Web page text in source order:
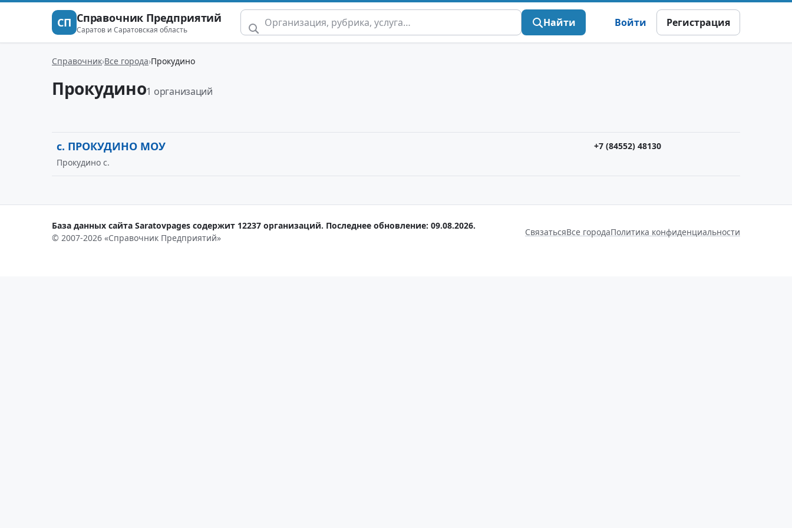
СП Справочник Предприятий
Саратов и Саратовская область
Найти Войти Регистрация
Справочник Все города Прокудино
Прокудино1 организаций
с. ПРОКУДИНО МОУ
+7 (84552) 48130
Прокудино с.
База данных сайта Saratovpages содержит 12237 организаций. Последнее обновление: 09.08.2026.
© 2007-2026 «Справочник Предприятий»
СвязатьсяВсе городаПолитика конфиденциальности